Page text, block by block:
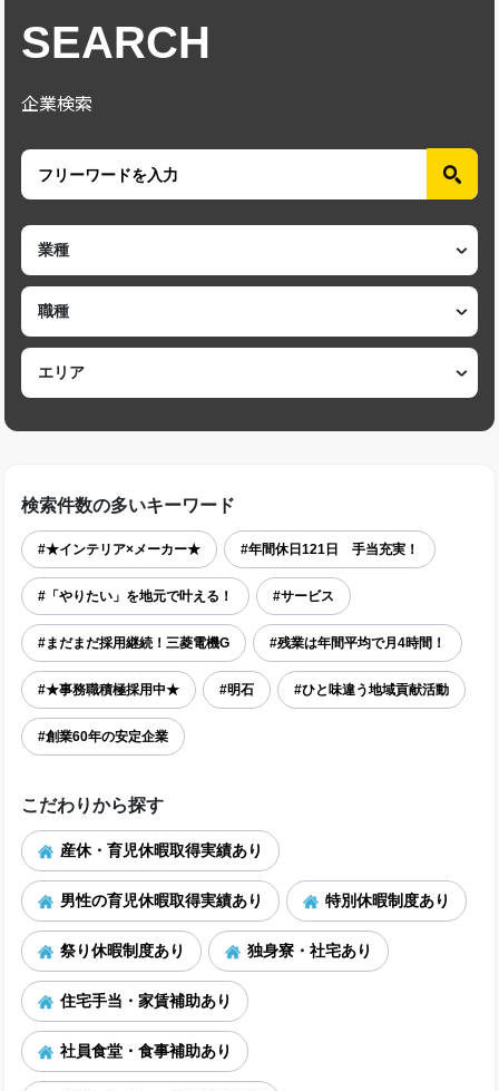
SEARCH
企業検索
検索件数の多いキーワード
#★インテリア×メーカー★ #年間休日121日 手当充実！
#「やりたい」を地元で叶える！ #サービス
#まだまだ採用継続！三菱電機G #残業は年間平均で月4時間！
#★事務職積極採用中★ #明石 #ひと味違う地域貢献活動
#創業60年の安定企業
こだわりから探す
産休・育児休暇取得実績あり
男性の育児休暇取得実績あり 特別休暇制度あり
祭り休暇制度あり 独身寮・社宅あり
住宅手当・家賃補助あり
社員食堂・食事補助あり